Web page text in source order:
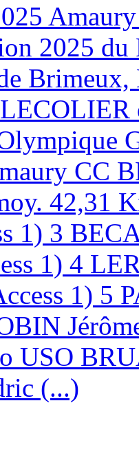
2025
CC
1) 3
1) 4
1) 5
USO
(...)